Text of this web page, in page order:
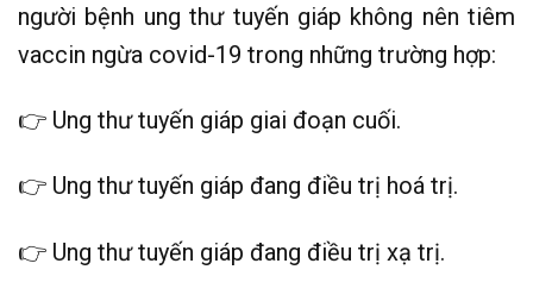
người bệnh ung thư tuyến giáp không nên tiêm
vaccin ngừa covid-19 trong những trường hợp:
👉 Ung thư tuyến giáp giai đoạn cuối.
👉 Ung thư tuyến giáp đang điều trị hoá trị.
👉 Ung thư tuyến giáp đang điều trị xạ trị.